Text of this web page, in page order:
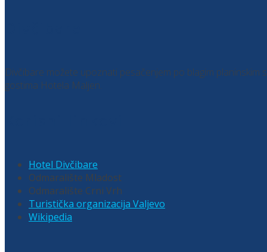
Divčibare možete upoznati pesačenjem po blagim
gostima Hotela Maljen.
Hotel Divčibare
Odmaralište Mladost
Odmaralište Crni Vrh
Turistička organizacija Valjevo
Wikipedia